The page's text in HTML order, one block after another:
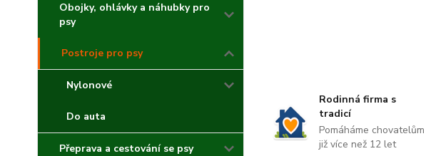
Obojky, ohlávky a náhubky pro
psy
Postroje pro psy
Nylonové
Do auta
Přeprava a cestování se psy
Rodinná firma s
tradicí
Pomáháme chovatelům
již více než 12 let